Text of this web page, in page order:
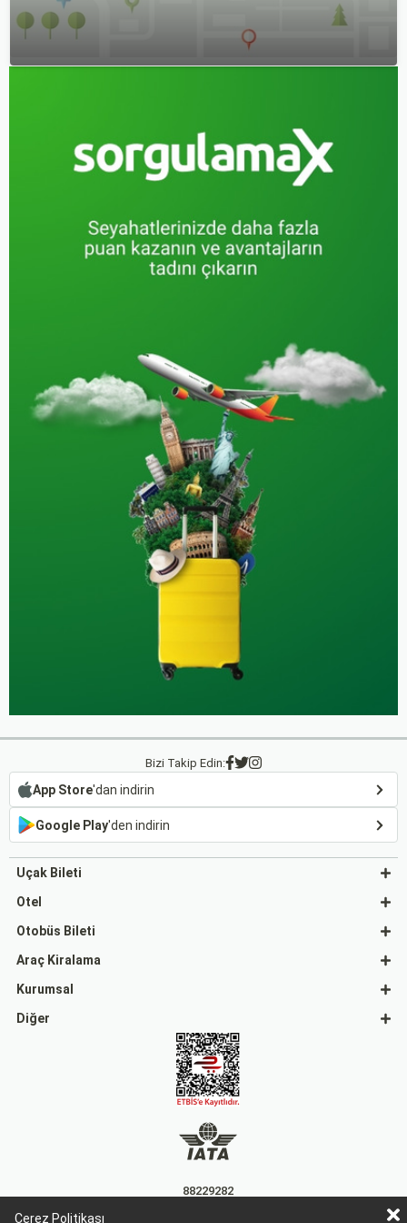
Çerez Politikası
Bizi Takip Edin:
App Store'dan indirin
Google Play'den indirin
Uçak Bileti
Otel
Otobüs Bileti
Araç Kiralama
Kurumsal
Diğer
88229282